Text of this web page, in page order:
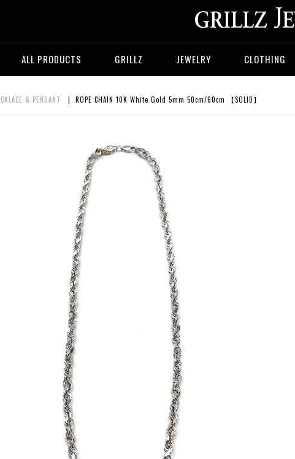
ALL PRODUCTS GRILLZ JEWELRY CLOTHING
& PENDANT | ROPE CHAIN 10K White Gold 5mm 50cm/60cm 【SOLID】